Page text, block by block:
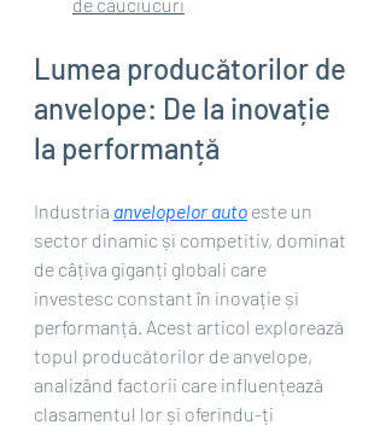
Lumea producătorilor de
anvelope: De la inovație
la performanță
Industria anvelopelor auto este un
sector dinamic și competitiv, dominat
de câțiva giganți globali care
investesc constant în inovație și
performanță. Acest articol explorează
topul producătorilor de anvelope,
analizând factorii care influențează
clasamentul lor și oferindu-ți